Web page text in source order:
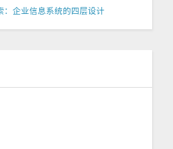
：企业信息系统的四层设计